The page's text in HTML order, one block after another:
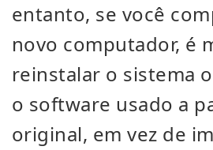
entanto, se você
novo computador, é
reinstalar o sistema
o software usado a
original, em vez de